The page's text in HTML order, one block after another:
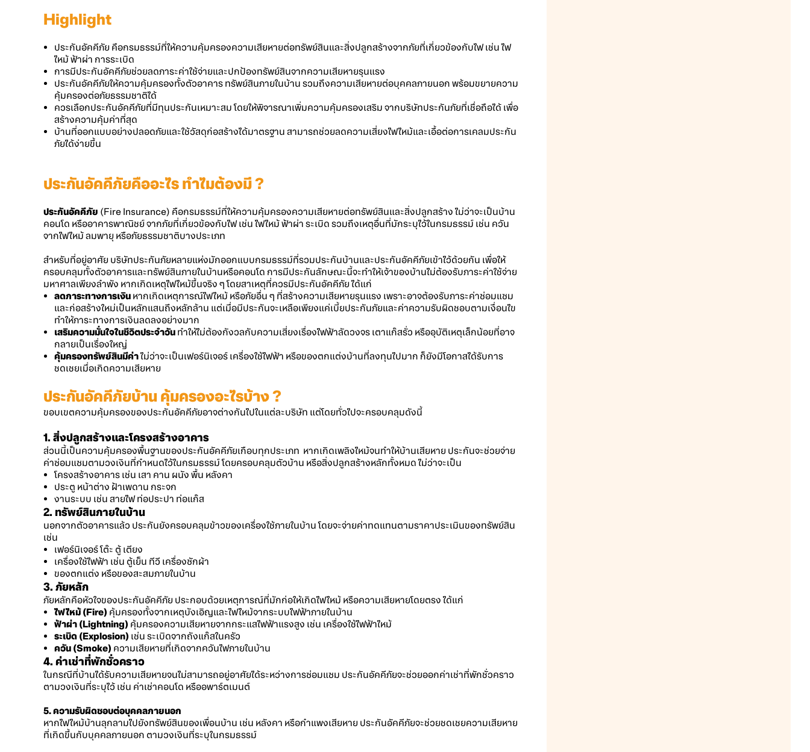
Highlight
ประกันอัคคีภัย คือกรมธรรม์ที่ให้ความคุ้มครองความเสียหายต่อทรัพย์สินและสิ่งปลูกสร้างจากภัยที่เกี่ยวข้องกับไฟ เช่น ไฟ
ไหม้ ฟ้าผ่า การระเบิด
การมีประกันอัคคีภัยช่วยลดภาระค่าใช้จ่ายและปกป้องทรัพย์สินจากความเสียหายรุนแรง
ประกันอัคคีภัยให้ความคุ้มครองทั้งตัวอาคาร ทรัพย์สินภายในบ้าน รวมถึงความเสียหายต่อบุคคลภายนอก พร้อมขยายความ
คุ้มครองต่อภัยธรรมชาติได้
ควรเลือกประกันอัคคีภัยที่มีทุนประกันเหมาะสม โดยให้พิจารณาเพิ่มความคุ้มครองเสริม จากบริษัทประกันภัยที่เชื่อถือได้ เพื่อ
สร้างความคุ้มค่าที่สุด
บ้านที่ออกแบบอย่างปลอดภัยและใช้วัสดุก่อสร้างได้มาตรฐาน สามารถช่วยลดความเสี่ยงไฟไหม้และเอื้อต่อการเคลมประกัน
ภัยได้ง่ายขึ้น
ประกันอัคคีภัยคืออะไร ทำไมต้องมี ?
ประกันอัคคีภัย (Fire Insurance) คือกรมธรรม์ที่ให้ความคุ้มครองความเสียหายต่อทรัพย์สินและสิ่งปลูกสร้าง ไม่ว่าจะเป็นบ้าน
คอนโด หรืออาคารพาณิชย์ จากภัยที่เกี่ยวข้องกับไฟ เช่น ไฟไหม้ ฟ้าผ่า ระเบิด รวมถึงเหตุอื่นที่มักระบุไว้ในกรมธรรม์ เช่น ควัน
จากไฟไหม้ ลมพายุ หรือภัยธรรมชาติบางประเภท
สำหรับที่อยู่อาศัย บริษัทประกันภัยหลายแห่งมักออกแบบกรมธรรม์ที่รวมประกันบ้านและประกันอัคคีภัยเข้าไว้ด้วยกัน เพื่อให้
ครอบคลุมทั้งตัวอาคารและทรัพย์สินภายในบ้านหรือคอนโด การมีประกันลักษณะนี้จะทำให้เจ้าของบ้านไม่ต้องรับภาระค่าใช้จ่าย
มหาศาลเพียงลำพัง หากเกิดเหตุไฟไหม้ขึ้นจริง ๆ โดยสาเหตุที่ควรมีประกันอัคคีภัย ได้แก่
ลดภาระทางการเงิน หากเกิดเหตุการณ์ไฟไหม้ หรือภัยอื่น ๆ ที่สร้างความเสียหายรุนแรง เพราะอาจต้องรับภาระค่าซ่อมแซม
และก่อสร้างใหม่เป็นหลักแสนถึงหลักล้าน แต่เมื่อมีประกันจะเหลือเพียงแค่เบี้ยประกันภัยและค่าความรับผิดชอบตามเงื่อนไข
ทำให้ภาระทางการเงินลดลงอย่างมาก
เสริมความมั่นใจในชีวิตประจำวัน ทำให้ไม่ต้องกังวลกับความเสี่ยงเรื่องไฟฟ้าลัดวงจร เตาแก๊สรั่ว หรืออุบัติเหตุเล็กน้อยที่อาจ
กลายเป็นเรื่องใหญ่
คุ้มครองทรัพย์สินมีค่าไม่ว่าจะเป็นเฟอร์นิเจอร์ เครื่องใช้ไฟฟ้า หรือของตกแต่งบ้านที่ลงทุนไปมาก ก็ยังมีโอกาสได้รับการ
ชดเชยเมื่อเกิดความเสียหาย
ประกันอัคคีภัยบ้าน คุ้มครองอะไรบ้าง?
ขอบเขตความคุ้มครองของประกันอัคคีภัยอาจต่างกันไปในแต่ละบริษัท แต่โดยทั่วไปจะครอบคลุมดังนี้
1. สิ่งปลูกสร้างและโครงสร้างอาคาร
ส่วนนี้เป็นความคุ้มครองพื้นฐานของประกันอัคคีภัยเกือบทุกประเภท หากเกิดเพลิงไหม้จนทำให้บ้านเสียหาย ประกันจะช่วยจ่าย
ค่าซ่อมแซมตามวงเงินที่กำหนดไว้ในกรมธรรม์ โดยครอบคลุมตัวบ้าน หรือสิ่งปลูกสร้างหลักทั้งหมด ไม่ว่าจะเป็น
โครงสร้างอาคาร เช่น เสา คาน ผนัง พื้น หลังคา
ประตู หน้าต่าง ฝ้าเพดาน กระจก
งานระบบ เช่น สายไฟ ท่อประปา ท่อแก๊ส
2. ทรัพย์สินภายในบ้าน
นอกจากตัวอาคารแล้ว ประกันยังครอบคลุมข้าวของเครื่องใช้ภายในบ้าน โดยจะจ่ายค่าทดแทนตามราคาประเมินของทรัพย์สิน
เช่น
เฟอร์นิเจอร์ โต๊ะ ตู้ เตียง
เครื่องใช้ไฟฟ้า เช่น ตู้เย็น ทีวี เครื่องซักผ้า
ของตกแต่ง หรือของสะสมภายในบ้าน
3. ภัยหลัก
ภัยหลักคือหัวใจของประกันอัคคีภัย ประกอบด้วยเหตุการณ์ที่มักก่อให้เกิดไฟไหม้ หรือความเสียหายโดยตรง ได้แก่
ไฟไหม้ (Fire) คุ้มครองทั้งจากเหตุบังเอิญและไฟไหม้จากระบบไฟฟ้าภายในบ้าน
ฟ้าผ่า (Lightning) คุ้มครองความเสียหายจากกระแสไฟฟ้าแรงสูง เช่น เครื่องใช้ไฟฟ้าไหม้
ระเบิด (Explosion) เช่น ระเบิดจากถังแก๊สในครัว
ควัน (Smoke) ความเสียหายที่เกิดจากควันไฟภายในบ้าน
4. ค่าเช่าที่พักชั่วคราว
ในกรณีที่บ้านได้รับความเสียหายจนไม่สามารถอยู่อาศัยได้ระหว่างการซ่อมแซม ประกันอัคคีภัยจะช่วยออกค่าเช่าที่พักชั่วคราว
ตามวงเงินที่ระบุไว้ เช่น ค่าเช่าคอนโด หรืออพาร์ตเมนต์
5. ความรับผิดชอบต่อบุคคลภายนอก
หากไฟไหม้บ้านลุกลามไปยังทรัพย์สินของเพื่อนบ้าน เช่น หลังคา หรือกำแพงเสียหาย ประกันอัคคีภัยจะช่วยชดเชยความเสียหาย
ที่เกิดขึ้นกับบุคคลภายนอก ตามวงเงินที่ระบุในกรมธรรม์